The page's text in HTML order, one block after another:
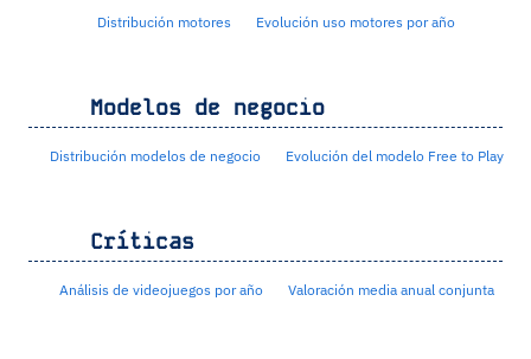
Distribución motores Evolución uso motores por año
Modelos de negocio
Distribución modelos de negocio Evolución del modelo Free to Play
Críticas
Análisis de videojuegos por año Valoración media anual conjunta